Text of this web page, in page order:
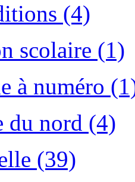
(4)
scolaire (1)
à numéro
du nord (4)
(39)